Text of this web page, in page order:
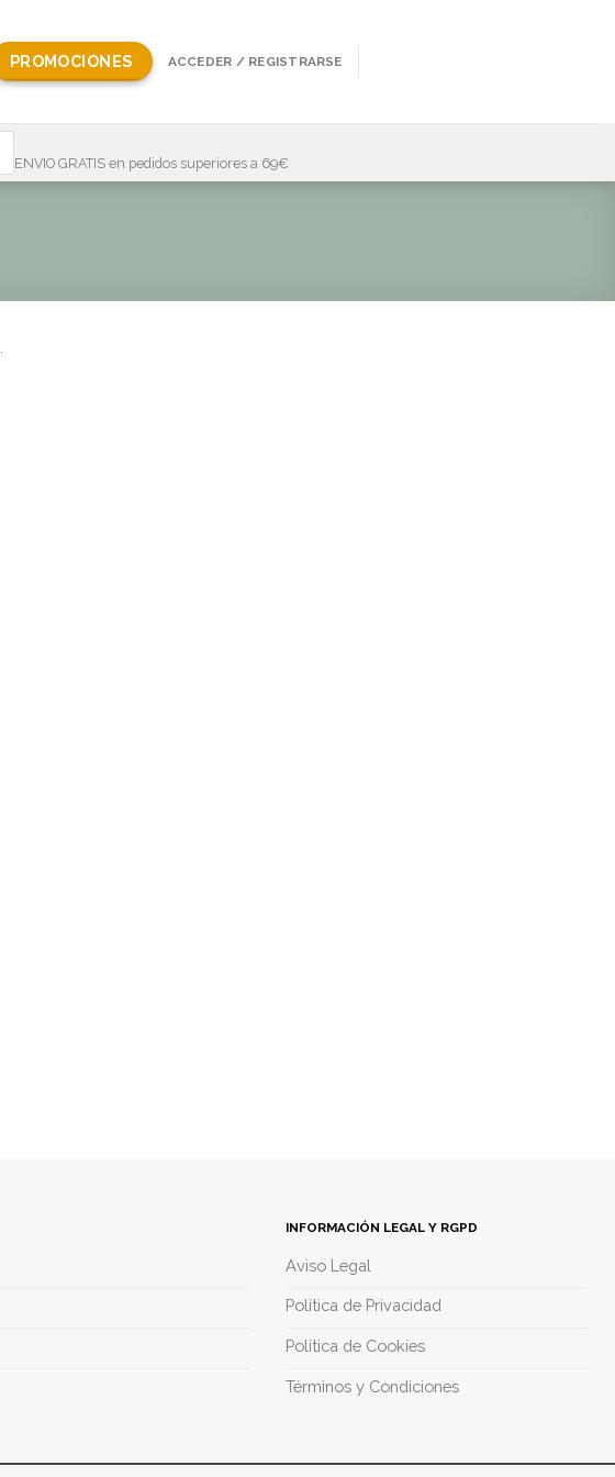
PROMOCIONES ACCEDER / REGISTRARSE
ENVIO GRATIS en pedidos superiores a 69€
INFORMACIÓN LEGAL Y RGPD
Aviso Legal
Política de Privacidad
Política de Cookies
Términos y Condiciones